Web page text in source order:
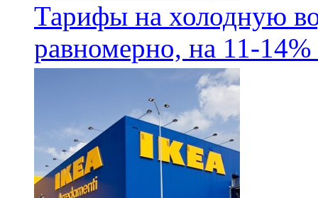
Тарифы на холодную
равномерно, на 11-14%